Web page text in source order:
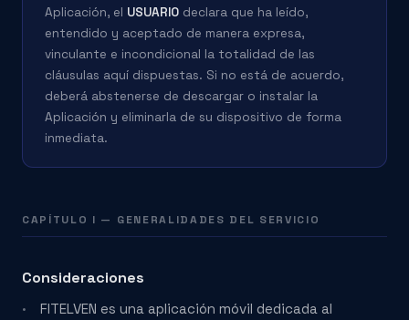
Aplicación, el USUARIO declara que ha leído,
entendido y aceptado de manera expresa,
vinculante e incondicional la totalidad de las
cláusulas aquí dispuestas. Si no está de acuerdo,
deberá abstenerse de descargar o instalar la
Aplicación y eliminarla de su dispositivo de forma
inmediata.
CAPÍTULO I — GENERALIDADES DEL SERVICIO
Consideraciones
FITELVEN es una aplicación móvil dedicada al